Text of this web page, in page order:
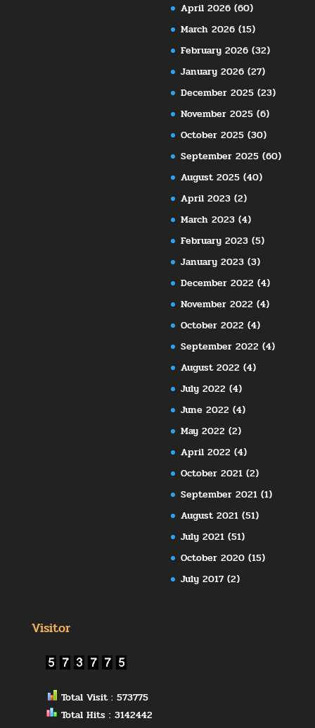
April 2026 (60)
March 2026 (15)
February 2026 (32)
January 2026 (27)
December 2025 (23)
November 2025 (6)
October 2025 (30)
September 2025 (60)
August 2025 (40)
April 2023 (2)
March 2023 (4)
February 2023 (5)
January 2023 (3)
December 2022 (4)
November 2022 (4)
October 2022 (4)
September 2022 (4)
August 2022 (4)
July 2022 (4)
June 2022 (4)
May 2022 (2)
April 2022 (4)
October 2021 (2)
September 2021 (1)
August 2021 (51)
July 2021 (51)
October 2020 (15)
July 2017 (2)
Visitor
Total Visit : 573775
Total Hits : 3142442